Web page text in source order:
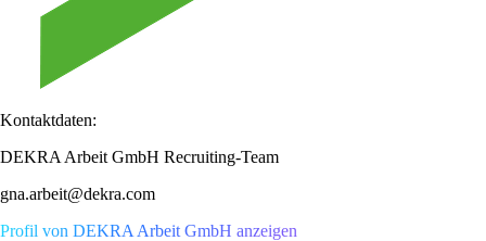
Kontaktdaten:
DEKRA Arbeit GmbH Recruiting-Team
gna.arbeit@dekra.com
Profil von DEKRA Arbeit GmbH anzeigen